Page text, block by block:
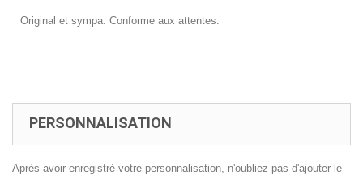
Original et sympa. Conforme aux attentes.
PERSONNALISATION
Après avoir enregistré votre personnalisation, n'oubliez pas d'ajouter le